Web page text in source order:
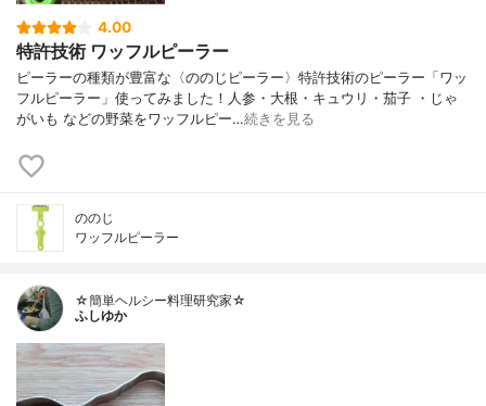
4.00
特許技術 ワッフルピーラー
ピーラーの種類が豊富な〈ののじピーラー〉特許技術のピーラー「ワッ
フルピーラー」使ってみました！人参・大根・キュウリ・茄子 ・じゃ
がいも などの野菜をワッフルピー…続きを見る
ののじ
ワッフルピーラー
☆簡単ヘルシー料理研究家☆
ふしゆか